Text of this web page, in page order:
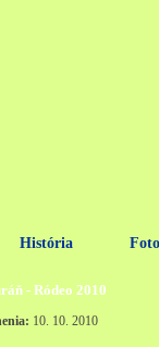
História
- Ródeo 2010
10. 10. 2010